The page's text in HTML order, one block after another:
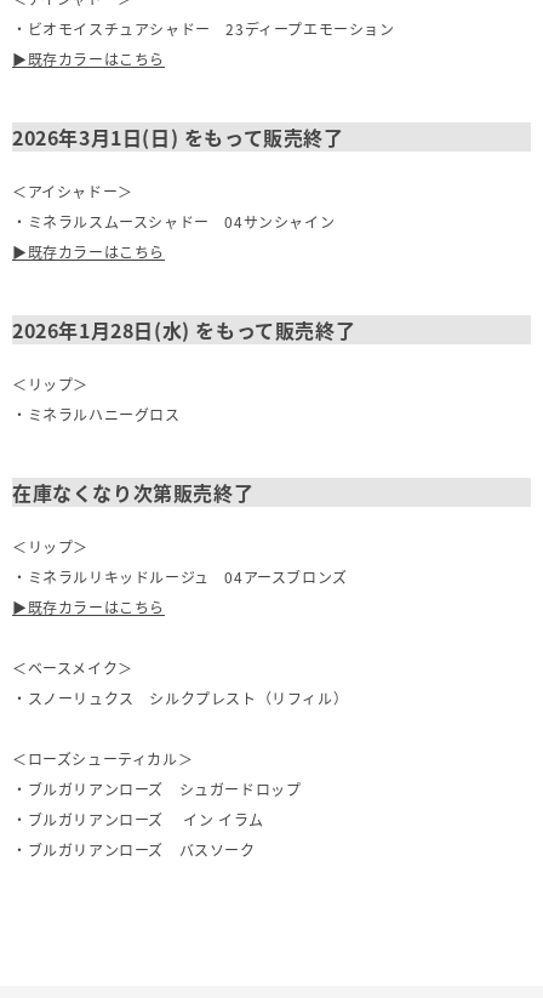
・ ビオモイスチュアシャドー 23ディープエモーション
▶既存カラーはこちら
2026年3月1日(日) をもって販売終了
＜アイシャドー＞
・ ミネラルスムースシャドー 04サンシャイン
▶既存カラーはこちら
2026年1月28日(水) をもって販売終了
＜リップ＞
・ ミネラルハニーグロス
在庫なくなり次第販売終了
＜リップ＞
・ミネラルリキッドルージュ 04アースブロンズ
▶既存カラーはこちら
＜ベースメイク＞
・ スノーリュクス シルクプレスト（リフィル）
＜ローズシューティカル＞
・ ブルガリアンローズ シュガードロップ
・ ブルガリアンローズ イン イラム
・ ブルガリアンローズ バスソーク